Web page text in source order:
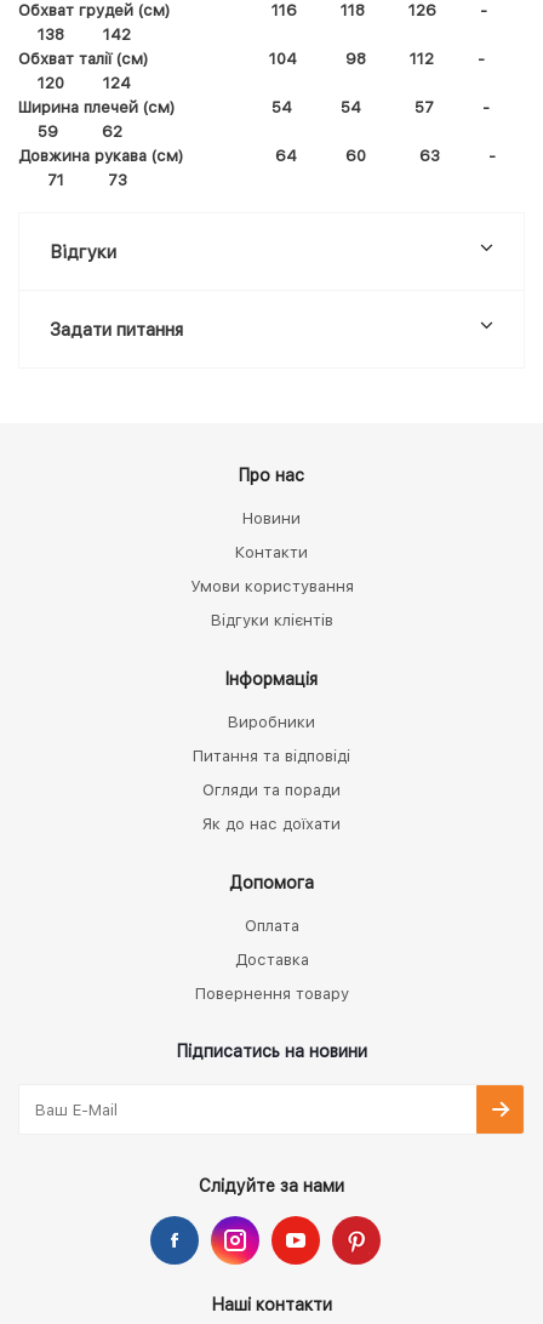
Обхват грудей (см) 116 118 126 -
138 142
Обхват талії (см) 104 98 112 -
120 124
Ширина плечей (см) 54 54 57 -
59 62
Довжина рукава (см) 64 60 63 -
71 73
Відгуки
Задати питання
Про нас
Новини
Контакти
Умови користування
Відгуки клієнтів
Інформація
Виробники
Питання та відповіді
Огляди та поради
Як до нас доїхати
Допомога
Оплата
Доставка
Повернення товару
Підписатись на новини
Слідуйте за нами
Наші контакти